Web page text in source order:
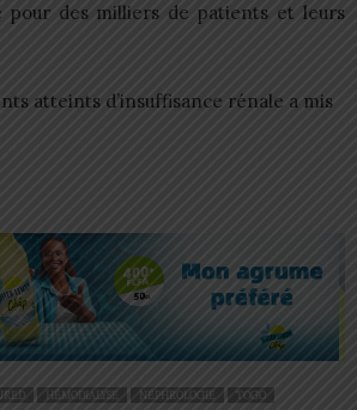
pour des milliers de patients et leurs
atteints d’insuffisance rénale a mis
HÉMODIALYSE NÉPHROLOGIE TOGO